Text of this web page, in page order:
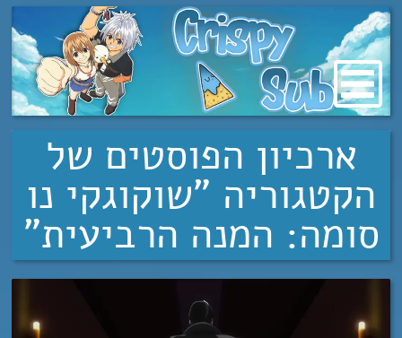
מעבר
לתוכן
ארכיון הפוסטים של
הקטגוריה "שוקוגקי נו
סומה: המנה הרביעית"